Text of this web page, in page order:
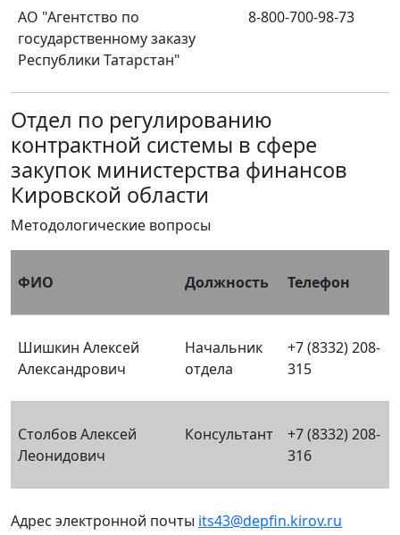
АО "Агентство по
государственному заказу
Республики Татарстан"
8-800-700-98-73
Отдел по регулированию
контрактной системы в сфере
закупок министерства финансов
Кировской области
Методологические вопросы
ФИО Должность Телефон
Шишкин Алексей
Александрович
Начальник
отдела
+7 (8332) 208-
315
Столбов Алексей
Леонидович
Консультант
+7 (8332) 208-
316
Адрес электронной почты its43@depfin.kirov.ru